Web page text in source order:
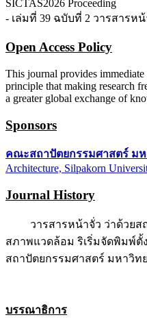
SICTAS2026 Proceeding
- เล่มที่ 39 ฉบับที่ 2 วารสารห
Open Access Policy
This journal provides immediate
principle that making research
a greater global exchange of
Sponsors
คณะสถาปัตยกรรมศาสตร์ ม
Architecture, Silpakorn
Journal History
วารสารหน้าจั่ว ว่าด้วยสถ
สภาพแวดล้อม ริเริ่มจัดพิมพ์ตั้
สถาปัตยกรรมศาสตร์ มหาวิท
บรรณาธิการ